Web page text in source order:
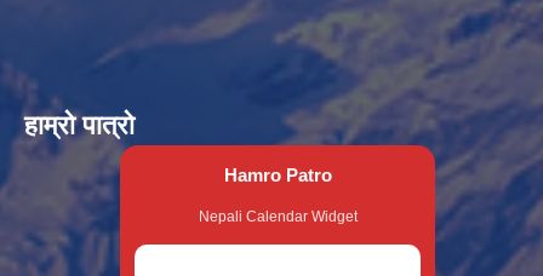
हाम्रो पात्रो
Hamro Patro
Nepali Calendar Widget